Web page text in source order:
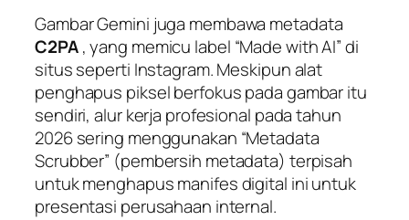
Gambar Gemini juga membawa metadata
C2PA, yang memicu label “Made with AI” di
situs seperti Instagram. Meskipun alat
penghapus piksel berfokus pada gambar itu
sendiri, alur kerja profesional pada tahun
2026 sering menggunakan “Metadata
Scrubber” (pembersih metadata) terpisah
untuk menghapus manifes digital ini untuk
presentasi perusahaan internal.